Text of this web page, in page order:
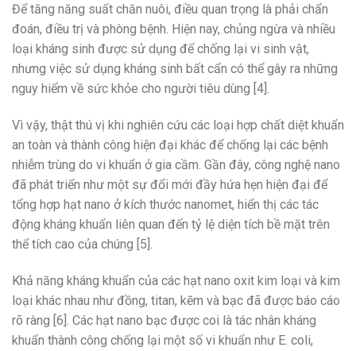
Để tăng năng suất chăn nuôi, điều quan trọng là phải chẩn
đoán, điều trị và phòng bệnh. Hiện nay, chủng ngừa và nhiều
loại kháng sinh được sử dụng để chống lại vi sinh vật,
nhưng việc sử dụng kháng sinh bất cẩn có thể gây ra những
nguy hiểm về sức khỏe cho người tiêu dùng [4].
Vì vậy, thật thú vị khi nghiên cứu các loại hợp chất diệt khuẩn
an toàn và thành công hiện đại khác để chống lại các bệnh
nhiễm trùng do vi khuẩn ở gia cầm. Gần đây, công nghệ nano
đã phát triển như một sự đổi mới đầy hứa hẹn hiện đại để
tổng hợp hạt nano ở kích thước nanomet, hiển thị các tác
động kháng khuẩn liên quan đến tỷ lệ diện tích bề mặt trên
thể tích cao của chúng [5].
Khả năng kháng khuẩn của các hạt nano oxit kim loại và kim
loại khác nhau như đồng, titan, kẽm và bạc đã được báo cáo
rõ ràng [6]. Các hạt nano bạc được coi là tác nhân kháng
khuẩn thành công chống lại một số vi khuẩn như E. coli,